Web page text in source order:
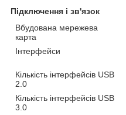
Підключення і зв'язок
Вбудована мережева
карта
Інтерфейси
Кількість інтерфейсів USB
2.0
Кількість інтерфейсів USB
3.0